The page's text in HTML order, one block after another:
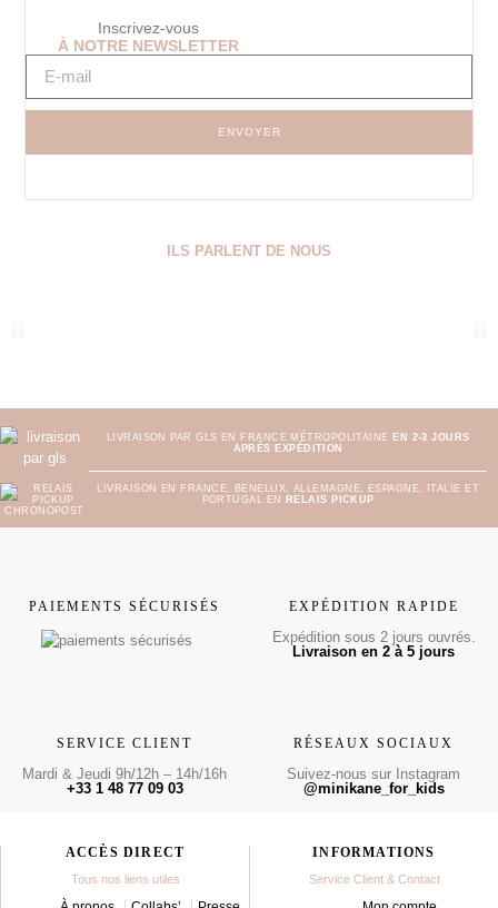
Inscrivez-vous
À NOTRE NEWSLETTER
ENVOYER
ILS PARLENT DE NOUS
LIVRAISON PAR GLS EN FRANCE MÉTROPOLITAINE EN 2-3 JOURS
APRÈS EXPÉDITION
LIVRAISON EN FRANCE, BENELUX, ALLEMAGNE, ESPAGNE, ITALIE ET
PORTUGAL EN
RELAIS PICKUP
PAIEMENTS SÉCURISÉS EXPÉDITION RAPIDE
Expédition sous 2 jours ouvrés.
Livraison en 2 à 5 jours
SERVICE CLIENT
Mardi & Jeudi 9h/12h – 14h/16h
+33 1 48 77 09 03
RÉSEAUX SOCIAUX
Suivez-nous sur Instagram
@minikane_for_kids
ACCÈS DIRECT
Tous nos liens utiles
INFORMATIONS
Service Client & Contact